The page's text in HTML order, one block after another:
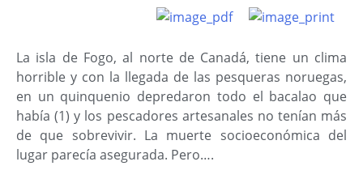
La isla de Fogo, al norte de Canadá, tiene un clima
horrible y con la llegada de las pesqueras noruegas,
en un quinquenio depredaron todo el bacalao que
había (1) y los pescadores artesanales no tenían más
de que sobrevivir. La muerte socioeconómica del
lugar parecía asegurada. Pero….